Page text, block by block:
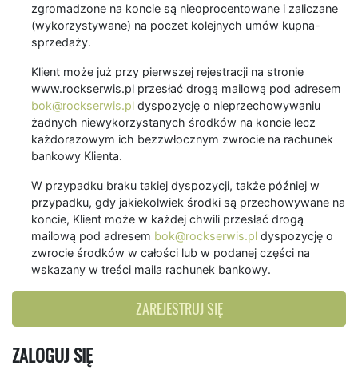
zgromadzone na koncie są nieoprocentowane i zaliczane
(wykorzystywane) na poczet kolejnych umów kupna-
sprzedaży.
Klient może już przy pierwszej rejestracji na stronie
www.rockserwis.pl przesłać drogą mailową pod adresem
bok@rockserwis.pl dyspozycję o nieprzechowywaniu
żadnych niewykorzystanych środków na koncie lecz
każdorazowym ich bezzwłocznym zwrocie na rachunek
bankowy Klienta.
W przypadku braku takiej dyspozycji, także później w
przypadku, gdy jakiekolwiek środki są przechowywane na
koncie, Klient może w każdej chwili przesłać drogą
mailową pod adresem bok@rockserwis.pl dyspozycję o
zwrocie środków w całości lub w podanej części na
wskazany w treści maila rachunek bankowy.
ZAREJESTRUJ SIĘ
ZALOGUJ SIĘ